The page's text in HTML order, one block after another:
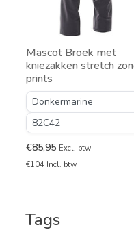
Mascot Broek met
kniezakken stretch
prints
€85,95 Excl. btw
€104 Incl. btw
Tags